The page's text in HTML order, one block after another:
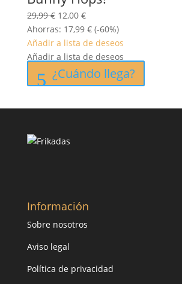
29,99€ El
precio
original
era:
29,99 €.
12,00 €El
precio
actual
es:
12,00 €.
Ahorras: 17,99 € (-60%)
Añadir a lista de deseos
Añadir a lista de deseos
¿Cuándo llega?
Información
Sobre nosotros
Aviso legal
Política de privacidad